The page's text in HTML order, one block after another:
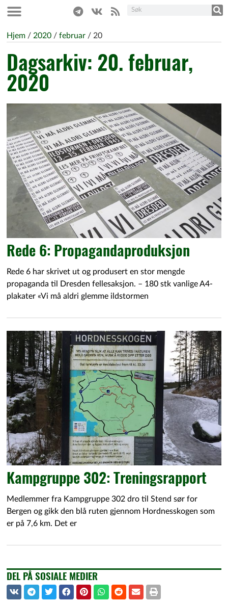
Hjem / 2020 / februar / 20
Dagsarkiv: 20. februar,
2020
Rede 6: Propagandaproduksjon
Rede 6 har skrivet ut og produsert en stor mengde
propaganda til Dresden fellesaksjon. – 180 stk vanlige A4-
plakater «Vi må aldri glemme ildstormen
Kampgruppe 302: Treningsrapport
Medlemmer fra Kampgruppe 302 dro til Stend sør for
Bergen og gikk den blå ruten gjennom Hordnesskogen som
er på 7,6 km. Det er
DEL PÅ SOSIALE MEDIER